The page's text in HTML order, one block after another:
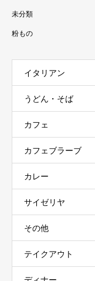
未分類
粉もの
イタリアン
うどん・そば
カフェ
カフェブラーブ
カレー
サイゼリヤ
その他
テイクアウト